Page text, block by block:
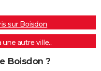
sur Boisdon
autre ville...
Boisdon ?